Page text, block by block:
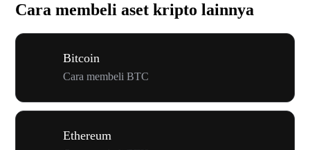
Cara membeli aset kripto lainnya
Bitcoin
Cara membeli BTC
Ethereum